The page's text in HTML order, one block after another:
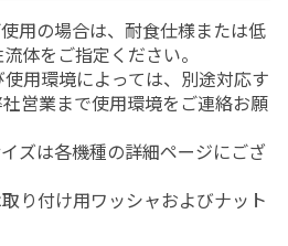
用の場合は、耐食仕様または低
体をご指定ください。
用環境によっては、別途対応す
営業まで使用環境をご連絡お願
ズは各機種の詳細ページにござ
り付け用ワッシャおよびナット